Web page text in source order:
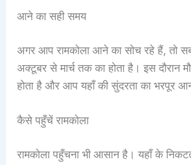
आने का सही समय
अगर आप रामकोला आने का सोच रहे हैं, तो
अक्टूबर से मार्च तक का होता है। इस दौरान
होता है और आप यहाँ की सुंदरता का भरपूर
कैसे पहुँचें रामकोला
रामकोला पहुँचना भी आसान है। यहाँ के